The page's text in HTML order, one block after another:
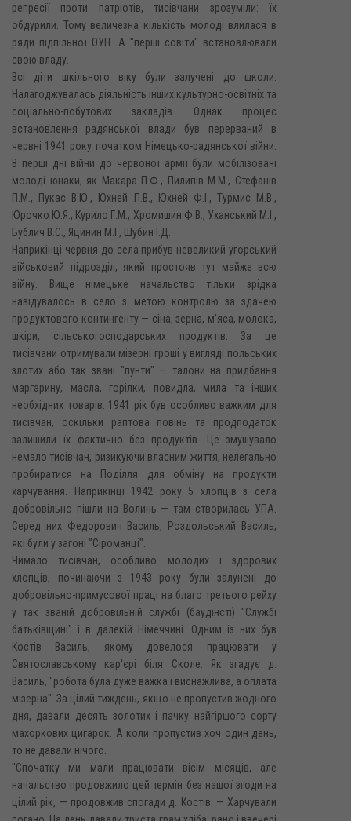
репресії проти патріотів, тисівчани зрозуміли: їх
обдурили. Тому величезна кількість молоді влилася в
ряди підпільної ОУН. А "перші совіти" встановлювали
свою владу.
Всі діти шкільного віку були залучені до школи.
Налагоджувалась діяльність інших культурно-освітніх та
соціально-побутових закладів. Однак процес
встановлення радянської влади був перерваний в
червні 1941 року початком Німецько-радянської війни.
В перші дні війни до червоної армії були мобілізовані
молоді юнаки, як Макара П.Ф., Пилипів М.М., Стефанів
П.М., Пукас В.Ю., Юхней П.В., Юхней Ф.І., Турмис М.В.,
Юрочко Ю.Я., Курило Г.М., Хромишин Ф.В., Уханський М.І.,
Бублич B.C., Яцинин М.І., Шубин І.Д.
Наприкінці червня до села прибув невеликий угорський
військовий підрозділ, який простояв тут майже всю
війну. Вище німецьке начальство тільки зрідка
навідувалось в село з метою контролю за здачею
продуктового контингенту — сіна, зерна, м'яса, молока,
шкіри, сільськогосподарських продуктів. За це
тисівчани отримували мізерні гроші у вигляді польських
злотих або так звані "пунти" — талони на придбання
маргарину, масла, горілки, повидла, мила та інших
необхідних товарів. 1941 рік був особливо важким для
тисівчан, оскільки раптова повінь та продподаток
залишили їх фактично без продуктів. Це змушувало
немало тисівчан, ризикуючи власним життя, нелегально
пробиратися на Поділля для обміну на продукти
харчування. Наприкінці 1942 року 5 хлопців з села
добровільно пішли на Волинь — там створилась УПА.
Серед них Федорович Василь, Роздольський Василь,
які були у загоні "Сіроманці".
Чимало тисівчан, особливо молодих і здорових
хлопців, починаючи з 1943 року були залунені до
добровільно-примусової праці на благо третього рейху
у так званій добровільній службі (баудінсті) "Службі
батьківщині" і в далекій Німеччині. Одним із них був
Костів Василь, якому довелося працювати у
Святославському кар'єрі біля Сколе. Як згадує д.
Василь, "робота була дуже важка і виснажлива, а оплата
мізерна". За цілий тиждень, якщо не пропустив жодного
дня, давали десять золотих і пачку найгіршого сорту
махоркових цигарок. А коли пропустив хоч один день,
то не давали нічого.
"Спочатку ми мали працювати вісім місяців, але
начальство продовжило цей термін без нашої згоди на
цілий рік, — продовжив спогади д. Костів. — Харчували